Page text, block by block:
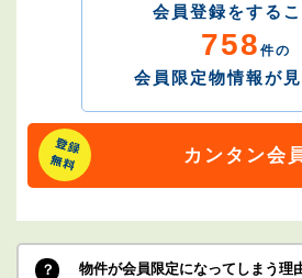
会員登録をする
758 件の
会員限定物情報が
カンタン会
物件が会員限定になってしまう理